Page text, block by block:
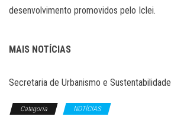
desenvolvimento promovidos pelo Iclei.
MAIS NOTÍCIAS
Secretaria de Urbanismo e Sustentabilidade
Categoria NOTÍCIAS